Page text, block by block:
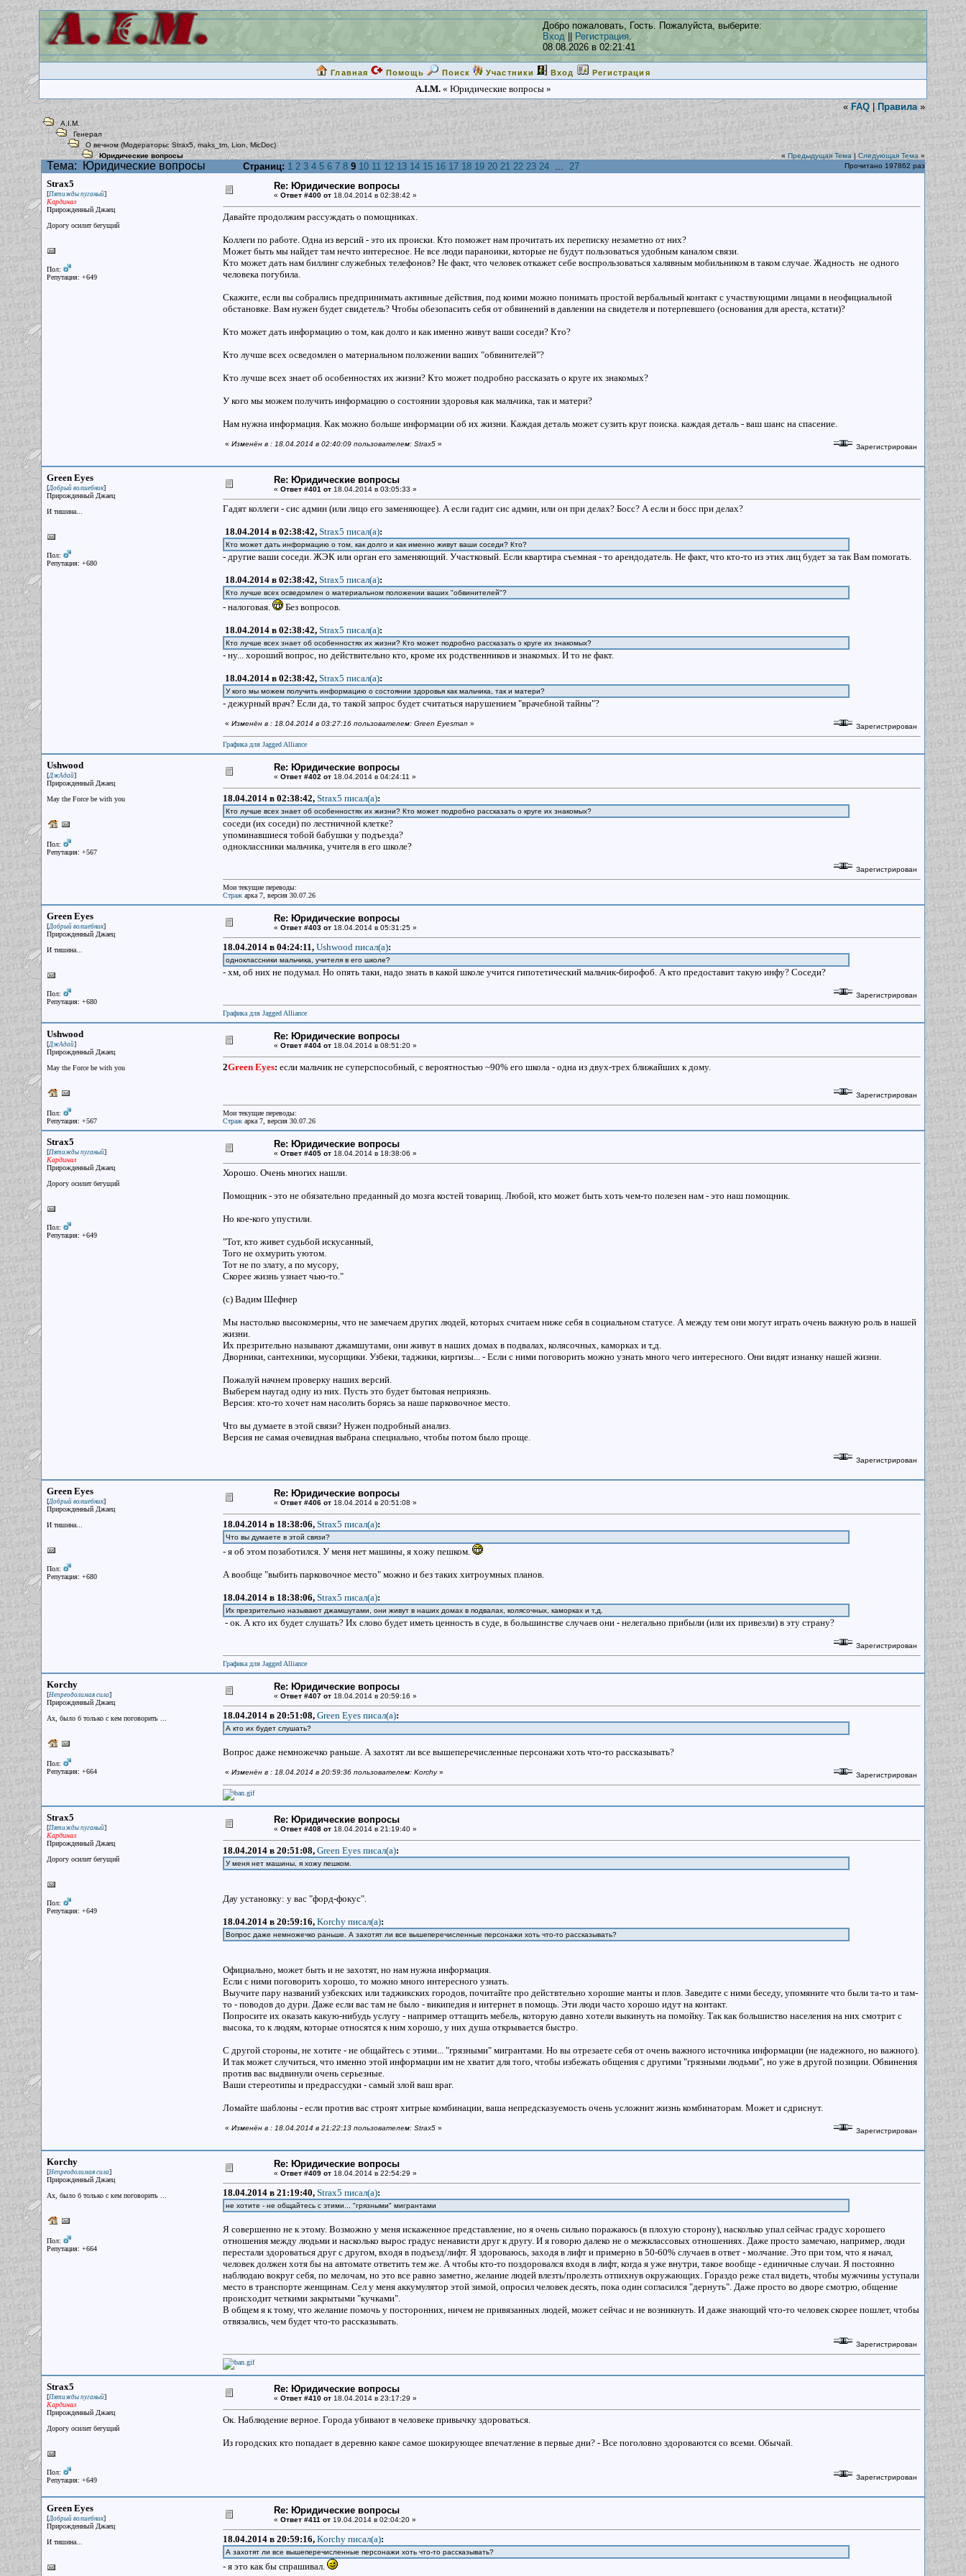
Добро пожаловать, Гость. Пожалуйста, выберите:
Вход
Регистрация.
08.08.2026 в 02:21:41
Главная Помощь Поиск Участники Вход Регистрация
A.I.M.« Юридические вопросы »
« FAQ | Правила »
A.I.M.
Генерал
О вечном (Модераторы:Strax5 maks_tm Lion MicDoc)
Юридические вопросы
« Предыдущая Тема | Следующая Тема »
Тема: Юридические вопросы Страниц: 1 2 3 4 5 6 7 8 9 10 11 12 13 14 15 16 17 18 19 20 21 22 23 24 ... 27 Прочитано 197862 раз
Strax5
[Пятижды пуганый]
Кардинал
Прирожденный Джаец
Дорогу осилит бегущий
Пол:
Репутация: +649
Re: Юридические вопросы
« Ответ #400 от 18.04.2014 в 02:38:42 »
Давайте продолжим рассуждать о помощниках.
Коллеги по работе. Одна из версий - это их происки. Кто поможет нам прочитать их переписку незаметно от них?
Может быть мы найдет там нечто интересное. Не все люди параноики, которые не будут пользоваться удобным каналом связи.
Кто может дать нам биллинг служебных телефонов? Не факт, что человек откажет себе воспрользоваться халявным мобильником в таком случае. Жадность не одного
человека погубила.
Скажите, если вы собрались предпринимать активные действия, под коими можно понимать простой вербальный контакт с участвующими лицами в неофициальной
обстановке. Вам нужен будет свидетель? Чтобы обезопасить себя от обвинений в давлении на свидетеля и потерпевшего (основания для ареста, кстати)?
Кто может дать информацию о том, как долго и как именно живут ваши соседи? Кто?
Кто лучше всех осведомлен о материальном положении ваших "обвинителей"?
Кто лучше всех знает об особенностях их жизни? Кто может подробно рассказать о круге их знакомых?
У кого мы можем получить информацию о состоянии здоровья как мальчика, так и матери?
Нам нужна информация. Как можно больше информации об их жизни. Каждая деталь может сузить круг поиска. каждая деталь - ваш шанс на спасение.
« Изменён в : 18.04.2014 в 02:40:09 пользователем: Strax5 » Зарегистрирован
Green Eyes
[Добрый волшебник]
Прирожденный Джаец
И тишина...
Пол:
Репутация: +680
Re: Юридические вопросы
« Ответ #401 от 18.04.2014 в 03:05:33 »
Гадят коллеги - сис админ (или лицо его заменяющее). А если гадит сис админ, или он при делах? Босс? А если и босс при делах?
18.04.2014 в 02:38:42, Strax5 писал(a):
Кто может дать информацию о том, как долго и как именно живут ваши соседи? Кто?
- другие ваши соседи. ЖЭК или орган его заменяющий. Участковый. Если квартира съемная - то арендодатель. Не факт, что кто-то из этих лиц будет за так Вам помогать.
18.04.2014 в 02:38:42, Strax5 писал(a):
Кто лучше всех осведомлен о материальном положении ваших "обвинителей"?
- налоговая. Без вопросов.
18.04.2014 в 02:38:42, Strax5 писал(a):
Кто лучше всех знает об особенностях их жизни? Кто может подробно рассказать о круге их знакомых?
- ну... хороший вопрос, но действительно кто, кроме их родственников и знакомых. И то не факт.
18.04.2014 в 02:38:42, Strax5 писал(a):
У кого мы можем получить информацию о состоянии здоровья как мальчика, так и матери?
- дежурный врач? Если да, то такой запрос будет считаться нарушением "врачебной тайны"?
« Изменён в : 18.04.2014 в 03:27:16 пользователем: Green Eyesman » Зарегистрирован
Графика для Jagged Alliance
Ushwood
[ДжАдай]
Прирожденный Джаец
May the Force be with you
Пол:
Репутация: +567
Re: Юридические вопросы
« Ответ #402 от 18.04.2014 в 04:24:11 »
18.04.2014 в 02:38:42, Strax5 писал(a):
Кто лучше всех знает об особенностях их жизни? Кто может подробно рассказать о круге их знакомых?
соседи (их соседи) по лестничной клетке?
упоминавшиеся тобой бабушки у подъезда?
одноклассники мальчика, учителя в его школе?
Зарегистрирован
Мои текущие переводы:
Страж арка 7, версия 30.07.26
Green Eyes
[Добрый волшебник]
Прирожденный Джаец
И тишина...
Пол:
Репутация: +680
Re: Юридические вопросы
« Ответ #403 от 18.04.2014 в 05:31:25 »
18.04.2014 в 04:24:11, Ushwood писал(a):
одноклассники мальчика, учителя в его школе?
- хм, об них не подумал. Но опять таки, надо знать в какой школе учится гипотетический мальчик-бирофоб. А кто предоставит такую инфу? Соседи?
Зарегистрирован
Графика для Jagged Alliance
Ushwood
[ДжАдай]
Прирожденный Джаец
May the Force be with you
Пол:
Репутация: +567
Re: Юридические вопросы
« Ответ #404 от 18.04.2014 в 08:51:20 »
2Green Eyes: если мальчик не суперспособный, с вероятностью ~90% его школа - одна из двух-трех ближайших к дому.
Зарегистрирован
Мои текущие переводы:
Страж арка 7, версия 30.07.26
Strax5
[Пятижды пуганый]
Кардинал
Прирожденный Джаец
Дорогу осилит бегущий
Пол:
Репутация: +649
Re: Юридические вопросы
« Ответ #405 от 18.04.2014 в 18:38:06 »
Хорошо. Очень многих нашли.
Помощник - это не обязательно преданный до мозга костей товарищ. Любой, кто может быть хоть чем-то полезен нам - это наш помощник.
Но кое-кого упустили.
"Тот, кто живет судьбой искусанный,
Того не охмурить уютом.
Тот не по злату, а по мусору,
Скорее жизнь узнает чью-то."
(с) Вадим Шефнер
Мы настолько высокомерны, что не замечаем других людей, которых считаем ниже себя в социальном статусе. А между тем они могут играть очень важную роль в нашей
жизни.
Их презрительно называют джамшутами, они живут в наших домах в подвалах, колясочных, каморках и т,д.
Дворники, сантехники, мусорщики. Узбеки, таджики, киргизы... - Если с ними поговорить можно узнать много чего интересного. Они видят изнанку нашей жизни.
Пожалуй начнем проверку наших версий.
Выберем наугад одну из них. Пусть это будет бытовая неприязнь.
Версия: кто-то хочет нам насолить борясь за наше парковочное место.
Что вы думаете в этой связи? Нужен подробный анализ.
Версия не самая очевидная выбрана специально, чтобы потом было проще.
Зарегистрирован
Green Eyes
[Добрый волшебник]
Прирожденный Джаец
И тишина...
Пол:
Репутация: +680
Re: Юридические вопросы
« Ответ #406 от 18.04.2014 в 20:51:08 »
18.04.2014 в 18:38:06, Strax5 писал(a):
Что вы думаете в этой связи?
- я об этом позаботился. У меня нет машины, я хожу пешком.
А вообще "выбить парковочное место" можно и без таких хитроумных планов.
18.04.2014 в 18:38:06, Strax5 писал(a):
Их презрительно называют джамшутами, они живут в наших домах в подвалах, колясочных, каморках и т,д.
- ок. А кто их будет слушать? Их слово будет иметь ценность в суде, в большинстве случаев они - нелегально прибыли (или их привезли) в эту страну?
Зарегистрирован
Графика для Jagged Alliance
Korchy
[Непреодолимая сила]
Прирожденный Джаец
Ах, было б только с кем поговорить ...
Пол:
Репутация: +664
Re: Юридические вопросы
« Ответ #407 от 18.04.2014 в 20:59:16 »
18.04.2014 в 20:51:08, Green Eyes писал(a):
А кто их будет слушать?
Вопрос даже немножечко раньше. А захотят ли все вышеперечисленные персонажи хоть что-то рассказывать?
« Изменён в : 18.04.2014 в 20:59:36 пользователем: Korchy» Зарегистрирован
Strax5
[Пятижды пуганый]
Кардинал
Прирожденный Джаец
Дорогу осилит бегущий
Пол:
Репутация: +649
Re: Юридические вопросы
« Ответ #408 от 18.04.2014 в 21:19:40 »
18.04.2014 в 20:51:08, Green Eyes писал(a):
У меня нет машины, я хожу пешком.
Дау установку: у вас "форд-фокус".
18.04.2014 в 20:59:16, Korchy писал(a):
Вопрос даже немножечко раньше. А захотят ли все вышеперечисленные персонажи хоть что-то рассказывать?
Официально, может быть и не захотят, но нам нужна информация.
Если с ними поговорить хорошо, то можно много интересного узнать.
Выучите пару названий узбекских или таджикских городов, почитайте про действтельно хорошие манты и плов. Заведите с ними беседу, упомяните что были та-то и там-
то - поводов до дури. Даже если вас там не было - википедия и интернет в помощь. Эти люди часто хорошо идут на контакт.
Попросите их оказать какую-нибудь услугу - например оттащить мебель, которую давно хотели выкинуть на помойку. Так как большиство населения на них смотрит с
высока, то к людям, которые относятся к ним хорошо, у них душа открывается быстро.
С другой стороны, не хотите - не общайтесь с этими... "грязными" мигрантами. Но вы отрезаете себя от очень важного источника информации (не надежного, но важного).
И так может случиться, что именно этой информации им не хватит для того, чтобы избежать общения с другими "грязными людьми", но уже в другой позиции. Обвинения
против вас выдвинули очень серьезные.
Ваши стереотипы и предрассудки - самый злой ваш враг.
Ломайте шаблоны - если против вас строят хитрые комбинации, ваша непредсказуемость очень усложнит жизнь комбинаторам. Может и сдриснут.
« Изменён в : 18.04.2014 в 21:22:13 пользователем: Strax5 » Зарегистрирован
Korchy
[Непреодолимая сила]
Прирожденный Джаец
Ах, было б только с кем поговорить ...
Пол:
Репутация: +664
Re: Юридические вопросы
« Ответ #409 от 18.04.2014 в 22:54:29 »
18.04.2014 в 21:19:40, Strax5 писал(a):
не хотите - не общайтесь с этими... "грязными" мигрантами
Я совершенно не к этому. Возможно у меня искаженное представление, но я очень сильно поражаюсь (в плохую сторону), насколько упал сейчас градус хорошего
отношения между людьми и насколько вырос градус ненависти друг к другу. И я говорю далеко не о межклассовых отношениях. Даже просто замечаю, например, люди
перестали здороваться друг с другом, входя в подъезд/лифт. Я здороваюсь, заходя в лифт и примерно в 50-60% случаев в ответ - молчание. Это при том, что я начал,
человек должен хотя бы на автомате ответить тем же. А чтобы кто-то поздоровался входя в лифт, когда я уже внутри, такое вообще - единичные случаи. Я постоянно
наблюдаю вокруг себя, по мелочам, но это все равно заметно, желание людей влезть/пролезть отпихнув окружающих. Гораздо реже стал видеть, чтобы мужчины уступали
место в транспорте женщинам. Сел у меня аккумулятор этой зимой, опросил человек десять, пока один согласился "дернуть". Даже просто во дворе смотрю, общение
происходит четкими закрытыми "кучками".
В общем я к тому, что желание помочь у посторонних, ничем не привязанных людей, может сейчас и не возникнуть. И даже знающий что-то человек скорее пошлет, чтобы
отвязались, чем будет что-то рассказывать.
Зарегистрирован
Strax5
[Пятижды пуганый]
Кардинал
Прирожденный Джаец
Дорогу осилит бегущий
Пол:
Репутация: +649
Re: Юридические вопросы
« Ответ #410 от 18.04.2014 в 23:17:29 »
Ок. Наблюдение верное. Города убивают в человеке привычку здороваться.
Из городских кто попадает в деревню какое самое шокирующее впечатление в первые дни? - Все поголовно здороваются со всеми. Обычай.
Зарегистрирован
Green Eyes
[Добрый волшебник]
Прирожденный Джаец
И тишина...
Re: Юридические вопросы
« Ответ #411 от 19.04.2014 в 02:04:20 »
18.04.2014 в 20:59:16, Korchy писал(a):
А захотят ли все вышеперечисленные персонажи хоть что-то рассказывать?
- я это как бы спрашивал.